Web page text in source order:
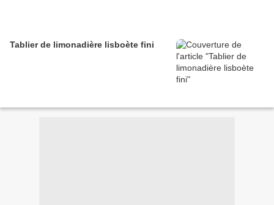
Tablier de limonadière lisboète fini